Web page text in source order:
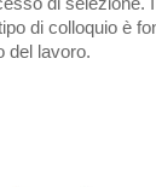
di colloquio è
del lavoro.